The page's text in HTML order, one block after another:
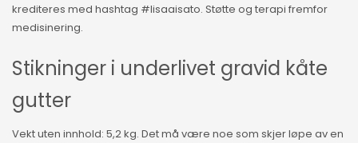
krediteres med hashtag #lisaaisato. Støtte og terapi fremfor
medisinering.
Stikninger i underlivet gravid kåte
gutter
Vekt uten innhold: 5,2 kg. Det må være noe som skjer løpe av en